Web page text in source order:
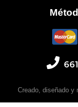
Creado, diseñado y